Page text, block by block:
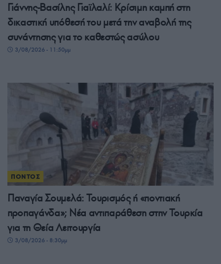
Γιάννης-Βασίλης Γιαϊλαλί: Κρίσιμη καμπή στη
δικαστική υπόθεσή του μετά την αναβολή της
συνάντησης για το καθεστώς ασύλου
3/08/2026 - 11:50μμ
ΠΟΝΤΟΣ
Παναγία Σουμελά: Τουρισμός ή «ποντιακή
προπαγάνδα»; Νέα αντιπαράθεση στην Τουρκία
για τη Θεία Λειτουργία
3/08/2026 - 8:30μμ